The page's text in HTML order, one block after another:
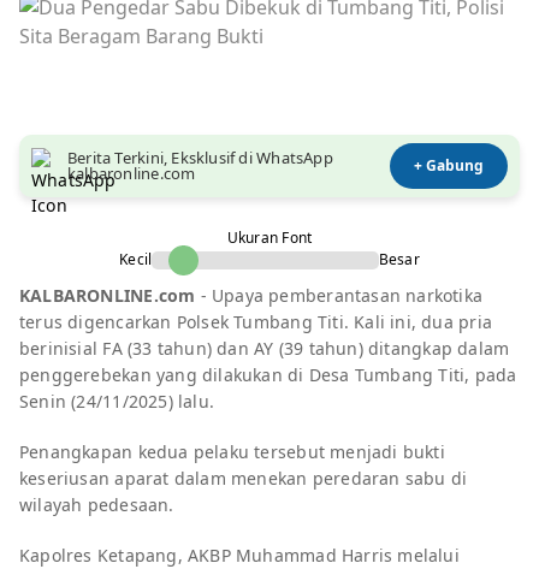
Berita Terkini, Eksklusif di WhatsApp
kalbaronline.com + Gabung
Ukuran Font
Kecil
Besar
KALBARONLINE.com - Upaya pemberantasan narkotika
terus digencarkan Polsek Tumbang Titi. Kali ini, dua pria
berinisial FA (33 tahun) dan AY (39 tahun) ditangkap dalam
penggerebekan yang dilakukan di Desa Tumbang Titi, pada
Senin (24/11/2025) lalu.
Penangkapan kedua pelaku tersebut menjadi bukti
keseriusan aparat dalam menekan peredaran sabu di
wilayah pedesaan.
Kapolres Ketapang, AKBP Muhammad Harris melalui